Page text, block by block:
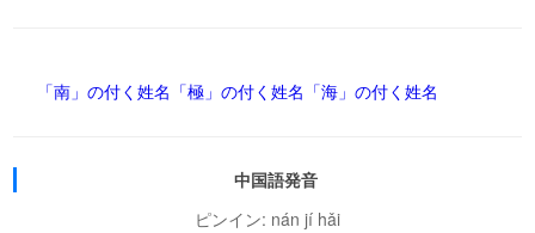
「南」の付く姓名 「極」の付く姓名 「海」の付く姓名
中国語発音
ピンイン: nán jí hǎi